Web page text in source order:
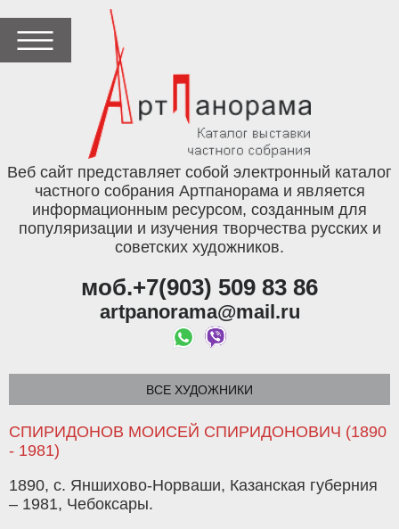
Веб сайт представляет собой электронный каталог
частного собрания Артпанорама и является
информационным ресурсом, созданным для
популяризации и изучения творчества русских и
советских художников.
моб.+7(903) 509 83 86
artpanorama@mail.ru
ВСЕ ХУДОЖНИКИ
СПИРИДОНОВ МОИСЕЙ СПИРИДОНОВИЧ (1890
- 1981)
1890, с. Яншихово-Норваши, Казанская губерния
– 1981, Чебоксары.